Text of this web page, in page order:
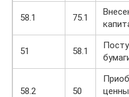
58.1 75.1
51 58.1
58.2 50